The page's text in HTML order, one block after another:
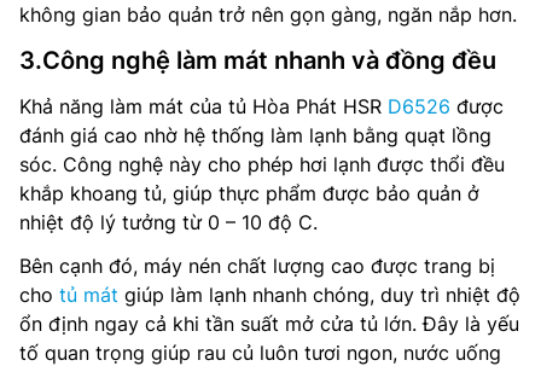
không gian bảo quản trở nên gọn gàng, ngăn nắp hơn.
3.Công nghệ làm mát nhanh và đồng đều
Khả năng làm mát của tủ Hòa Phát HSR D6526 được
đánh giá cao nhờ hệ thống làm lạnh bằng quạt lồng
sóc. Công nghệ này cho phép hơi lạnh được thổi đều
khắp khoang tủ, giúp thực phẩm được bảo quản ở
nhiệt độ lý tưởng từ 0 – 10 độ C.
Bên cạnh đó, máy nén chất lượng cao được trang bị
cho tủ mát giúp làm lạnh nhanh chóng, duy trì nhiệt độ
ổn định ngay cả khi tần suất mở cửa tủ lớn. Đây là yếu
tố quan trọng giúp rau củ luôn tươi ngon, nước uống